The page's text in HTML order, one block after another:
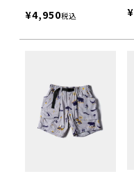
¥4,950税込 ¥